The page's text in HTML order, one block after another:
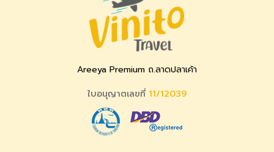
Areeya Premium ถ.ลาดปลาเค้า
ใบอนุญาตเลขที่ 11/12039